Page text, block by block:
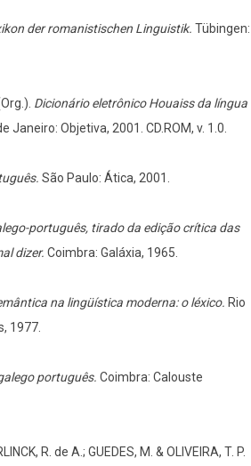
der romanistischen Linguistik. Tübingen:
Dicionário eletrônico Houaiss da língua
Janeiro: Objetiva, 2001. CD.ROM, v. 1.0.
São Paulo: Ática, 2001.
português, tirado da edição crítica das
dizer. Coimbra: Galáxia, 1965.
na lingüística moderna: o léxico. Rio
1977.
português. Coimbra: Calouste
R. de A.; GUEDES, M. & OLIVEIRA, T. P.